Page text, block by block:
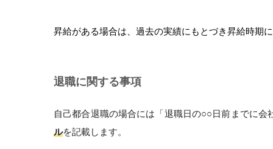
昇給がある場合は、過去の実績にもとづき昇給時期
退職に関する事項
自己都合退職の場合には「退職日の○○日前までに会
ルを記載します。